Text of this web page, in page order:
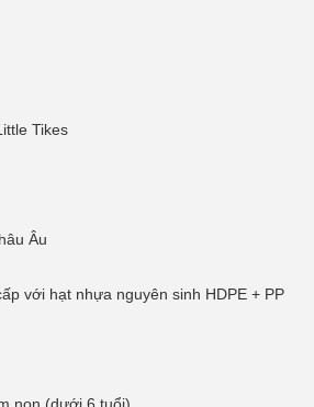
Tikes
Âu
với hạt nhựa nguyên sinh HDPE + PP